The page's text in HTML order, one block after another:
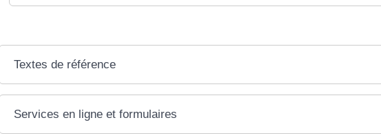
Textes de référence
Services en ligne et formulaires